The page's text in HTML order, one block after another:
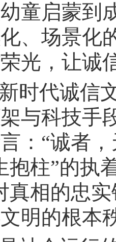
童启蒙到
、场景化
光，让诚
时代诚信
与科技手
：“诚者
抱柱”的执
真相的忠
明的根本